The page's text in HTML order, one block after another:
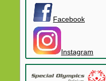
Facebook
Instagram